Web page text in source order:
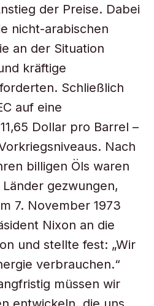
der Preise. Dabei
nicht-arabischen
an der Situation
kräftige
Schließlich
auf eine
Dollar pro Barrel –
Nach
billigen Öls waren
gezwungen,
7. November 1973
Nixon an die
und stellte fest: „Wir
verbrauchen.“
müssen wir